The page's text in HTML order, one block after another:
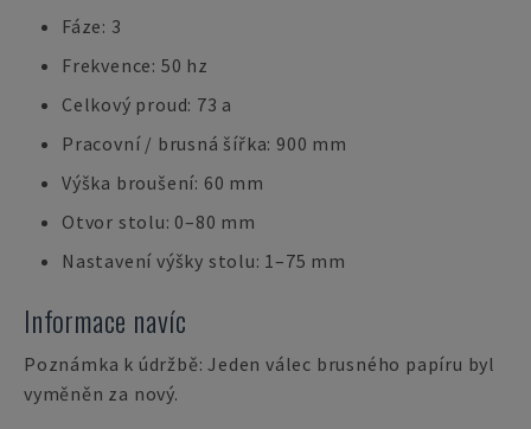
Fáze: 3
Frekvence: 50 hz
Celkový proud: 73 a
Pracovní / brusná šířka: 900 mm
Výška broušení: 60 mm
Otvor stolu: 0–80 mm
Nastavení výšky stolu: 1–75 mm
Informace navíc
Poznámka k údržbě: Jeden válec brusného papíru byl
vyměněn za nový.